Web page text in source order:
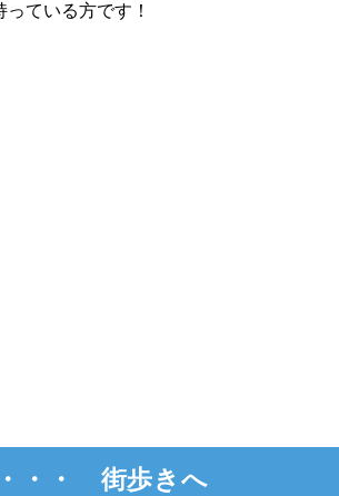
ている方です！
・・ 街歩きへ